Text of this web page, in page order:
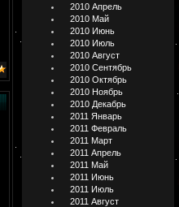
2010 Апрель
2010 Май
2010 Июнь
2010 Июль
2010 Август
2010 Сентябрь
2010 Октябрь
2010 Ноябрь
2010 Декабрь
2011 Январь
2011 Февраль
2011 Март
2011 Апрель
2011 Май
2011 Июнь
2011 Июль
2011 Август